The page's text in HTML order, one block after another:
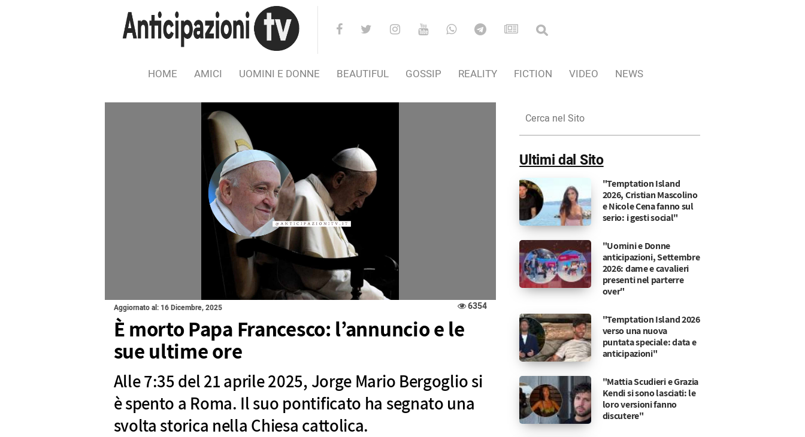
HOME AMICI UOMINI E DONNE BEAUTIFUL GOSSIP REALITY FICTION VIDEO NEWS
Aggiornato al: 16 Dicembre, 2025 6354
È morto Papa Francesco: l’annuncio e le
sue ultime ore
Alle 7:35 del 21 aprile 2025, Jorge Mario Bergoglio si
è spento a Roma. Il suo pontificato ha segnato una
svolta storica nella Chiesa cattolica.
nel
Sito
Ultimi dal Sito
"Temptation Island
2026, Cristian Mascolino
e Nicole Cena fanno sul
serio: i gesti social"
"Uomini e Donne
anticipazioni, Settembre
2026: dame e cavalieri
presenti nel parterre
over"
"Temptation Island 2026
verso una nuova
puntata speciale: data e
anticipazioni"
"Mattia Scudieri e Grazia
Kendi si sono lasciati: le
loro versioni fanno
discutere"